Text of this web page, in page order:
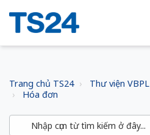
Trang chủ TS24 Thư viện VBPL
Hóa đơn